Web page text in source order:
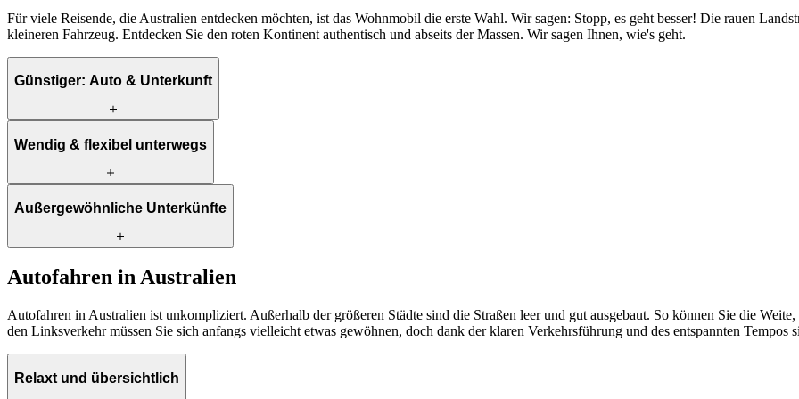
Für viele Reisende, die Australien entdecken möchten, ist das Wohnmobil die erste Wahl. Wir sagen: Stopp, es geht besser! Die rauen
kleineren Fahrzeug. Entdecken Sie den roten Kontinent authentisch und abseits der Massen. Wir sagen Ihnen, wie's geht.
Günstiger: Auto & Unterkunft
Viele denken, dass ein Urlaub im Wohnmobil, in dem Sie auch übernachten, günstiger ist als die Kombination aus Mietwagen und Hotels
Wendig & flexibel unterwegs
Mit einem Mietwagen sind Sie auch abseits der großen Straßen gut unterwegs. Sie können anhalten, wo Sie möchten – ohne Rücksicht auf
Außergewöhnliche Unterkünfte
Viele Menschen haben eine romantische Vorstellung vom Reisen mit dem Wohnmobil. Und denken, mit dem Auto fahre man nur von
Boutique-Hotels, Glamping-Plätze und Farmstays befinden sich an den schönsten Orten, mitten in der Natur. Und zudem heißen Sie hier
Autofahren in Australien
Autofahren in Australien ist unkompliziert. Außerhalb der größeren Städte sind die Straßen leer und gut ausgebaut. So können Sie die
den Linksverkehr müssen Sie sich anfangs vielleicht etwas gewöhnen, doch dank der klaren Verkehrsführung und des entspannten Tempos
Relaxt und übersichtlich